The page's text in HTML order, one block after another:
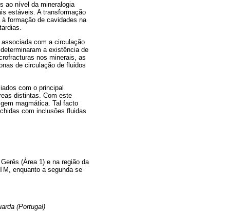
ao nível da mineralogia
estáveis. A transformação
formação de cavidades na
com a circulação
a existência de
nos minerais, as
de circulação de fluidos
com o principal
distintas. Com este
magmática. Tal facto
com inclusões fluidas
(Área 1) e na região da
enquanto a segunda se
(Portugal)